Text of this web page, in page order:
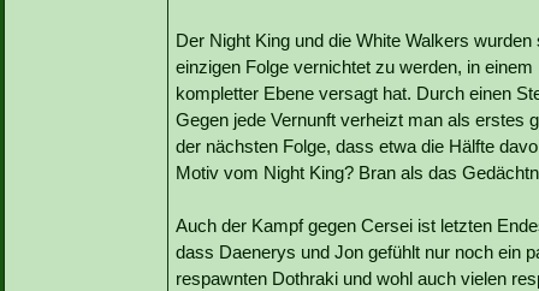
Der Night King und die White Walkers
einzigen Folge vernichtet zu werden, in
kompletter Ebene versagt hat. Durch einen
Gegen jede Vernunft verheizt man als erstes
der nächsten Folge, dass etwa die Hälfte
Motiv vom Night King? Bran als das
Auch der Kampf gegen Cersei ist letzten
dass Daenerys und Jon gefühlt nur noch ein
respawnten Dothraki und wohl auch vielen